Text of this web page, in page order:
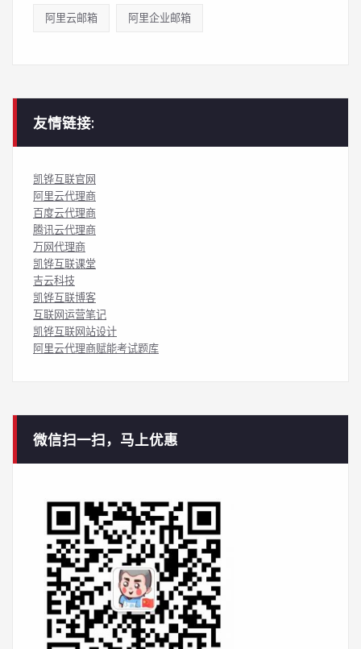
阿里云邮箱 阿里企业邮箱
友情链接:
凯铧互联官网
阿里云代理商
百度云代理商
腾讯云代理商
万网代理商
凯铧互联课堂
吉云科技
凯铧互联博客
互联网运营笔记
凯铧互联网站设计
阿里云代理商赋能考试题库
微信扫一扫，马上优惠